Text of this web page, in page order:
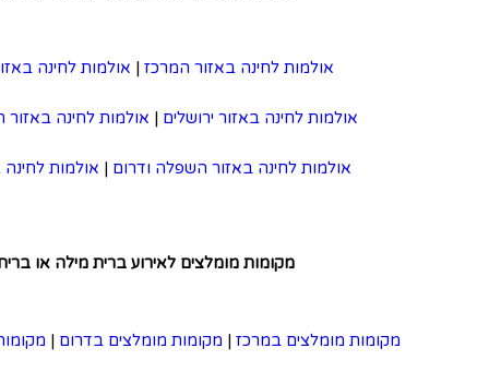
אולמות לחינה באזור השרון
אולמות לחינה באזור חיפה והצפון
באזור השפלה ודרום|אולמות לחינה בכל הארץ
מומלצים לאירוע ברית מילה או בריתה
מקומות מומלצים בדרום|מקומות מומלצים בצפון|